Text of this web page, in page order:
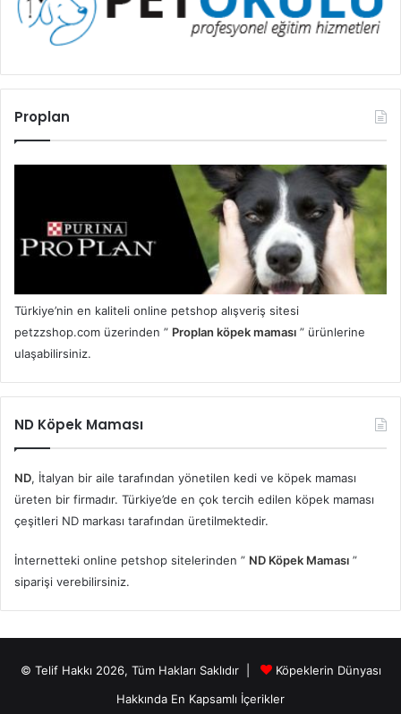
Proplan
Türkiye’nin en kaliteli online petshop alışveriş sitesi
petzzshop.com üzerinden ” Proplan köpek maması ” ürünlerine
ulaşabilirsiniz.
ND Köpek Maması
ND, İtalyan bir aile tarafından yönetilen kedi ve köpek maması
üreten bir firmadır. Türkiye’de en çok tercih edilen köpek maması
çeşitleri ND markası tarafından üretilmektedir.
İnternetteki online petshop sitelerinden ” ND Köpek Maması ”
siparişi verebilirsiniz.
© Telif Hakkı 2026, Tüm Hakları Saklıdır |
Köpeklerin Dünyası
Hakkında En Kapsamlı İçerikler